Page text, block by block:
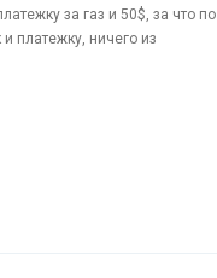
за газ и 50$, за что по
платежку, ничего из